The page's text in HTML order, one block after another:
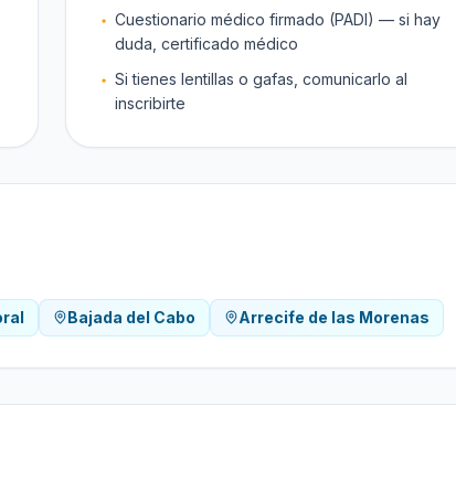
Cuestionario médico firmado (PADI) — si hay
duda, certificado médico
Si tienes lentillas o gafas, comunicarlo al
inscribirte
Bajada del Cabo Arrecife de las Morenas